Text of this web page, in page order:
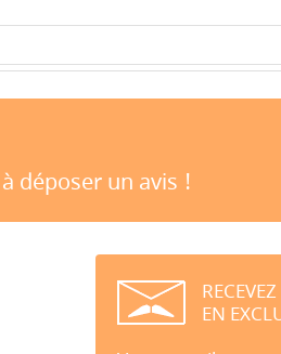
déposer un avis !
EN